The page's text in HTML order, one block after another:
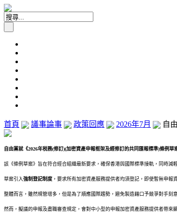
首頁 議事論事 政策回應 2026年7月 自
自由黨就《2026年税務(修訂)(加密資產申報框架及經修訂的共同匯報標準)條例草
該《條例草案》旨在符合經合組織最新要求，確保香港與國際標準接軌，同時
草案引入強制登記制度 ，要求所有加密資產服務提供者均須登記，即使暫無申
整體而言，雖然規管增多，但是為了順應國際趨勢，避免製造藉口予競爭對手刻
然而，擬議的申報及盡職審查規定，會對中小型的申報加密資產服務提供者帶來